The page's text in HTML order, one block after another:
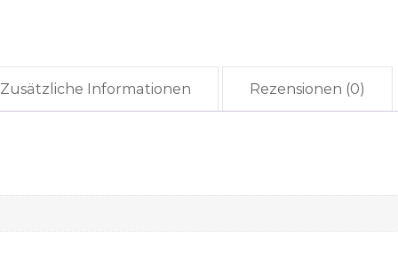
Zusätzliche Informationen Rezensionen (0)